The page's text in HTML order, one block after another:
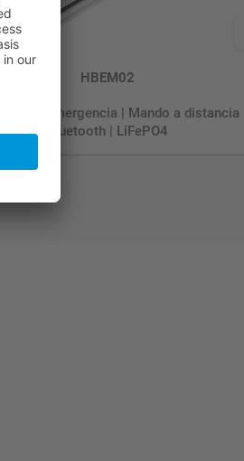
HBEM02
de emergencia | Mando a distancia
Bluetooth | LiFePO4